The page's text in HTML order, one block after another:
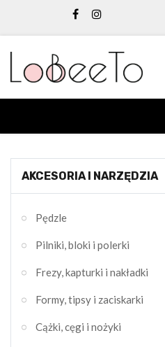
AKCESORIA I NARZĘDZIA
Pędzle
Pilniki, bloki i polerki
Frezy, kapturki i nakładki
Formy, tipsy i zaciskarki
Cążki, cęgi i nożyki